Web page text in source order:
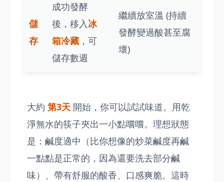
儲
存
成功發酵
後，移入冰
箱冷藏 ，可
儲存數週
繼續放室溫 (持續
發酵變過酸甚至腐
壞)
大約 第3天 開始，你可以試試味道。用乾
淨無水的筷子夾出一小點嚐嚐。理想狀態
是：鹹度適中（比你想像的炒菜鹹度再鹹
一點點是正常的，因為還要洗去部分鹹
味）、帶有舒服的酸香、口感爽脆。這時